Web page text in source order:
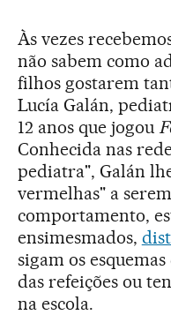
Às vezes
não sabem como
filhos gostarem
Lucía Galán,
12 anos que jogou
Conhecida nas
pediatra", Galán
vermelhas" a
comportamento,
ensimesmados,
sigam os
das refeições ou
na escola.